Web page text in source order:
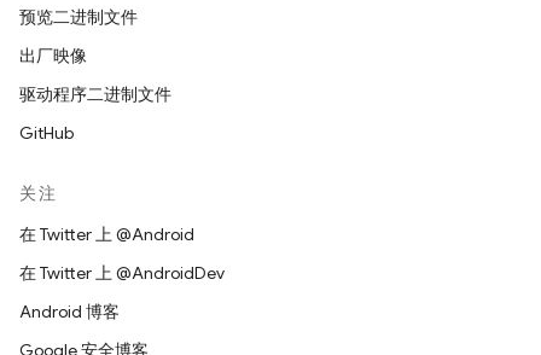
预览二进制文件
出厂映像
驱动程序二进制文件
GitHub
关注
在 Twitter 上 @Android
在 Twitter 上 @AndroidDev
Android 博客
Google 安全博客